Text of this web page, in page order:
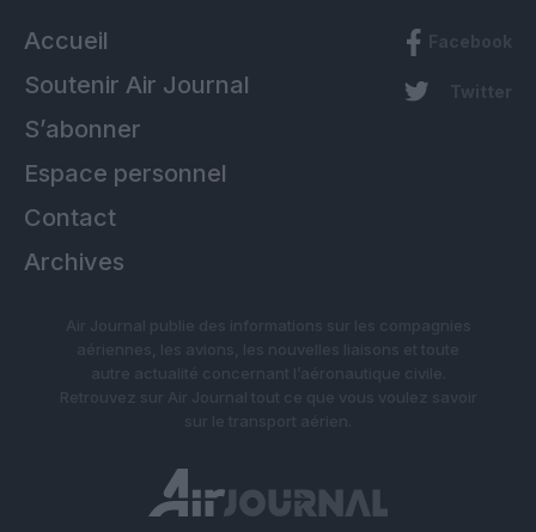
Accueil
Soutenir Air Journal
S’abonner
Espace personnel
Contact
Archives